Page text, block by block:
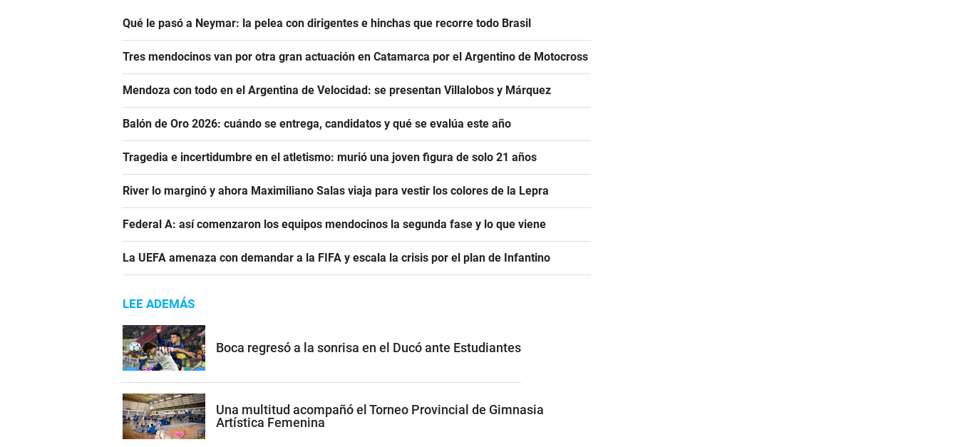
Qué le pasó a Neymar: la pelea con dirigentes e hinchas que recorre todo Brasil
Tres mendocinos van por otra gran actuación en Catamarca por el Argentino de Motocross
Mendoza con todo en el Argentina de Velocidad: se presentan Villalobos y Márquez
Balón de Oro 2026: cuándo se entrega, candidatos y qué se evalúa este año
Tragedia e incertidumbre en el atletismo: murió una joven figura de solo 21 años
River lo marginó y ahora Maximiliano Salas viaja para vestir los colores de la Lepra
Federal A: así comenzaron los equipos mendocinos la segunda fase y lo que viene
La UEFA amenaza con demandar a la FIFA y escala la crisis por el plan de Infantino
LEE ADEMÁS
Boca regresó a la sonrisa en el Ducó ante Estudiantes
Una multitud acompañó el Torneo Provincial de Gimnasia
Artística Femenina